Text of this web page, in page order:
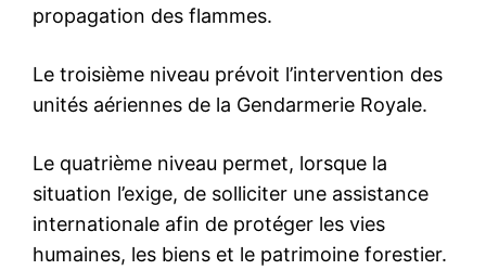
le1.ma
l'intelligence de
l'information